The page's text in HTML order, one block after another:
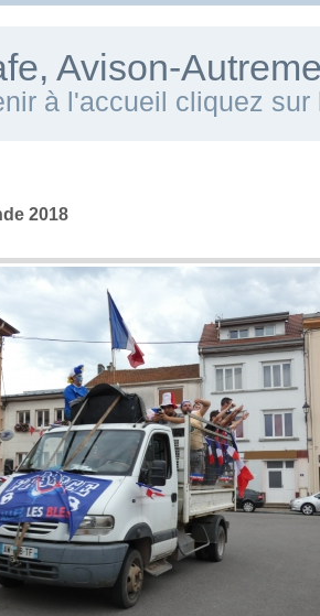
Avison-
à l'accueil cliquez sur
2018